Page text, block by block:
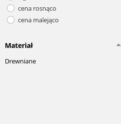
cena rosnąco
cena malejąco
Materiał
Drewniane